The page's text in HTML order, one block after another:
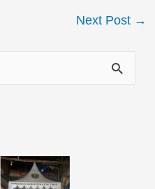
Next Post →